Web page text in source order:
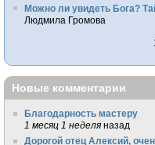
Можно ли увидеть Бога?
Людмила Громова
Новые комментарии
Благодарность мастеру
1 месяц 1 неделя назад
Дорогой отец Алексий,